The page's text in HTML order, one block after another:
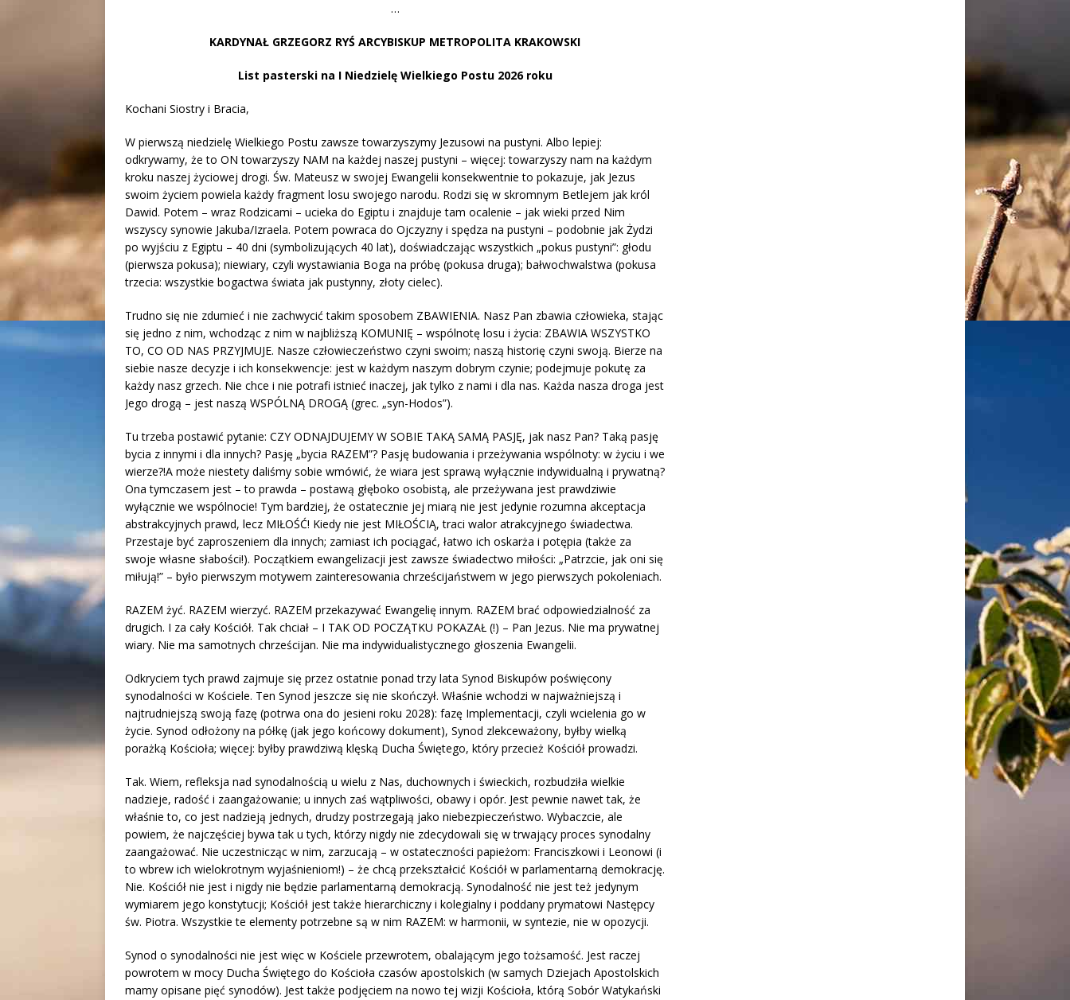
…
KARDYNAŁ GRZEGORZ RYŚARCYBISKUP METROPOLITA KRAKOWSKI
List pasterski na I Niedzielę Wielkiego Postu 2026 roku
Kochani Siostry i Bracia,
W pierwszą niedzielę Wielkiego Postu zawsze towarzyszymy Jezusowi na pustyni. Albo lepiej:
odkrywamy, że to ON towarzyszy NAM na każdej naszej pustyni – więcej: towarzyszy nam na każdym
kroku naszej życiowej drogi. Św. Mateusz w swojej Ewangelii konsekwentnie to pokazuje, jak Jezus
swoim życiem powiela każdy fragment losu swojego narodu. Rodzi się w skromnym Betlejem jak król
Dawid. Potem – wraz Rodzicami – ucieka do Egiptu i znajduje tam ocalenie – jak wieki przed Nim
wszyscy synowie Jakuba/Izraela. Potem powraca do Ojczyzny i spędza na pustyni – podobnie jak Żydzi
po wyjściu z Egiptu – 40 dni (symbolizujących 40 lat), doświadczając wszystkich „pokus pustyni”: głodu
(pierwsza pokusa); niewiary, czyli wystawiania Boga na próbę (pokusa druga); bałwochwalstwa (pokusa
trzecia: wszystkie bogactwa świata jak pustynny, złoty cielec).
Trudno się nie zdumieć i nie zachwycić takim sposobem ZBAWIENIA. Nasz Pan zbawia człowieka, stając
się jedno z nim, wchodząc z nim w najbliższą KOMUNIĘ – wspólnotę losu i życia: ZBAWIA WSZYSTKO
TO, CO OD NAS PRZYJMUJE. Nasze człowieczeństwo czyni swoim; naszą historię czyni swoją. Bierze na
siebie nasze decyzje i ich konsekwencje: jest w każdym naszym dobrym czynie; podejmuje pokutę za
każdy nasz grzech. Nie chce i nie potrafi istnieć inaczej, jak tylko z nami i dla nas. Każda nasza droga jest
Jego drogą – jest naszą WSPÓLNĄ DROGĄ (grec. „syn-Hodos”).
Tu trzeba postawić pytanie: CZY ODNAJDUJEMY W SOBIE TAKĄ SAMĄ PASJĘ, jak nasz Pan? Taką pasję
bycia z innymi i dla innych? Pasję „bycia RAZEM”? Pasję budowania i przeżywania wspólnoty: w życiu i we
wierze?!A może niestety daliśmy sobie wmówić, że wiara jest sprawą wyłącznie indywidualną i prywatną?
Ona tymczasem jest – to prawda – postawą głęboko osobistą, ale przeżywana jest prawdziwie
wyłącznie we wspólnocie! Tym bardziej, że ostatecznie jej miarą nie jest jedynie rozumna akceptacja
abstrakcyjnych prawd, lecz MIŁOŚĆ! Kiedy nie jest MIŁOŚCIĄ, traci walor atrakcyjnego świadectwa.
Przestaje być zaproszeniem dla innych; zamiast ich pociągać, łatwo ich oskarża i potępia (także za
swoje własne słabości!). Początkiem ewangelizacji jest zawsze świadectwo miłości: „Patrzcie, jak oni się
miłują!” – było pierwszym motywem zainteresowania chrześcijaństwem w jego pierwszych pokoleniach.
RAZEM żyć. RAZEM wierzyć. RAZEM przekazywać Ewangelię innym. RAZEM brać odpowiedzialność za
drugich. I za cały Kościół. Tak chciał – I TAK OD POCZĄTKU POKAZAŁ (!) – Pan Jezus. Nie ma prywatnej
wiary. Nie ma samotnych chrześcijan. Nie ma indywidualistycznego głoszenia Ewangelii.
Odkryciem tych prawd zajmuje się przez ostatnie ponad trzy lata Synod Biskupów poświęcony
synodalności w Kościele. Ten Synod jeszcze się nie skończył. Właśnie wchodzi w najważniejszą i
najtrudniejszą swoją fazę (potrwa ona do jesieni roku 2028): fazę Implementacji, czyli wcielenia go w
życie. Synod odłożony na półkę (jak jego końcowy dokument), Synod zlekceważony, byłby wielką
porażką Kościoła; więcej: byłby prawdziwą klęską Ducha Świętego, który przecież Kościół prowadzi.
Tak. Wiem, refleksja nad synodalnością u wielu z Nas, duchownych i świeckich, rozbudziła wielkie
nadzieje, radość i zaangażowanie; u innych zaś wątpliwości, obawy i opór. Jest pewnie nawet tak, że
właśnie to, co jest nadzieją jednych, drudzy postrzegają jako niebezpieczeństwo. Wybaczcie, ale
powiem, że najczęściej bywa tak u tych, którzy nigdy nie zdecydowali się w trwający proces synodalny
zaangażować. Nie uczestnicząc w nim, zarzucają – w ostateczności papieżom: Franciszkowi i Leonowi (i
to wbrew ich wielokrotnym wyjaśnieniom!) – że chcą przekształcić Kościół w parlamentarną demokrację.
Nie. Kościół nie jest i nigdy nie będzie parlamentarną demokracją. Synodalność nie jest też jedynym
wymiarem jego konstytucji; Kościół jest także hierarchiczny i kolegialny i poddany prymatowi Następcy
św. Piotra. Wszystkie te elementy potrzebne są w nim RAZEM: w harmonii, w syntezie, nie w opozycji.
Synod o synodalności nie jest więc w Kościele przewrotem, obalającym jego tożsamość. Jest raczej
powrotem w mocy Ducha Świętego do Kościoła czasów apostolskich (w samych Dziejach Apostolskich
mamy opisane pięć synodów). Jest także podjęciem na nowo tej wizji Kościoła, którą Sobór Watykański